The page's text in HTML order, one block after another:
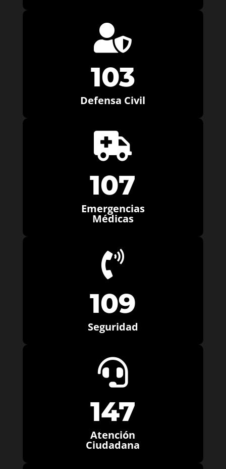

103
Defensa Civil

107
Emergencias
Médicas

109
Seguridad

147
Atención
Ciudadana